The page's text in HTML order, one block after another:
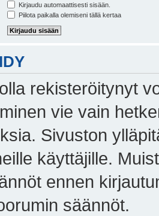
Kirjaudu automaattisesti sisään.
Piilota paikalla olemiseni tällä kertaa
rekisteröitynyt
vie vain
Sivuston
käyttäjille.
ennen
säännöt.